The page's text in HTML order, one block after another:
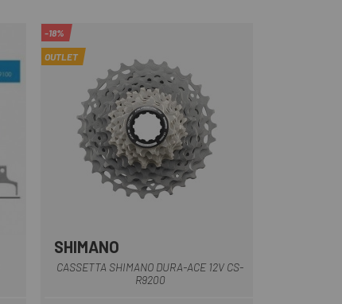
-18%
OUTLET
SHIMANO
CASSETTA SHIMANO DURA-ACE 12V CS-
R9200